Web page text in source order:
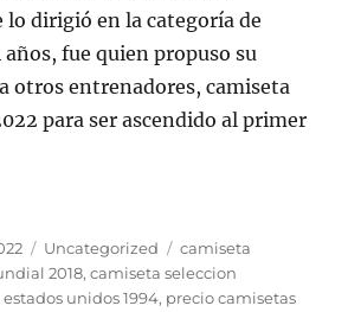
lo dirigió en la categoría de
años, fue quien propuso su
otros entrenadores, camiseta
para ser ascendido al primer
Categorías
Uncategorized Etiquetas
camiseta
2018,camiseta seleccion
unidos 1994, precio camisetas